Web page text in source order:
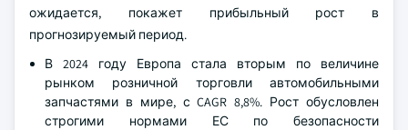
ожидается, покажет прибыльный рост в
прогнозируемый период.
В 2024 году Европа стала вторым по величине
рынком розничной торговли автомобильными
запчастями в мире, с CAGR 8,8%. Рост обусловлен
строгими нормами ЕС по безопасности